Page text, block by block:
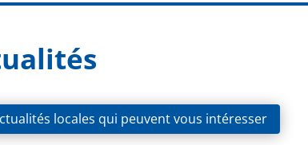
locales qui peuvent vous intéresser